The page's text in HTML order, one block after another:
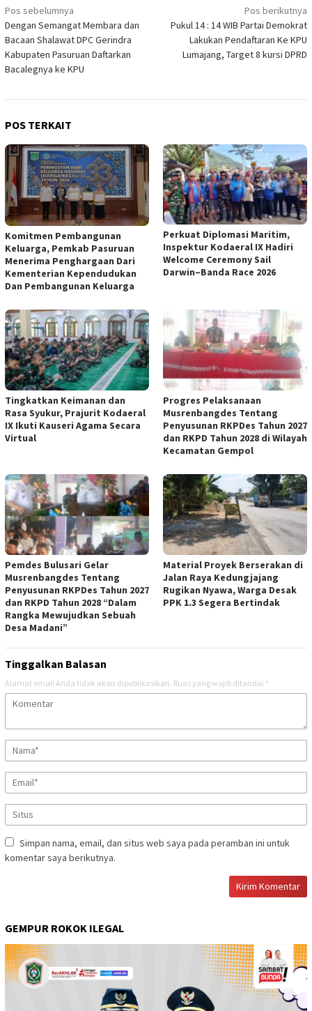
Navigasi
pos
Pos sebelumnya
Dengan Semangat Membara dan
Bacaan Shalawat DPC Gerindra
Kabupaten Pasuruan Daftarkan
Bacalegnya ke KPU
Pos berikutnya
Pukul 14 : 14 WIB Partai Demokrat
Lakukan Pendaftaran Ke KPU
Lumajang, Target 8 kursi DPRD
POS TERKAIT
Komitmen Pembangunan
Keluarga, Pemkab Pasuruan
Menerima Penghargaan Dari
Kementerian Kependudukan
Dan Pembangunan Keluarga
Perkuat Diplomasi Maritim,
Inspektur Kodaeral IX Hadiri
Welcome Ceremony Sail
Darwin–Banda Race 2026
Tingkatkan Keimanan dan
Rasa Syukur, Prajurit Kodaeral
IX Ikuti Kauseri Agama Secara
Virtual
Progres Pelaksanaan
Musrenbangdes Tentang
Penyusunan RKPDes Tahun 2027
dan RKPD Tahun 2028 di Wilayah
Kecamatan Gempol
Pemdes Bulusari Gelar
Musrenbangdes Tentang
Penyusunan RKPDes Tahun 2027
dan RKPD Tahun 2028 “Dalam
Rangka Mewujudkan Sebuah
Desa Madani”
Material Proyek Berserakan di
Jalan Raya Kedungjajang
Rugikan Nyawa, Warga Desak
PPK 1.3 Segera Bertindak
Tinggalkan Balasan
Alamat email Anda tidak akan dipublikasikan. Ruas yang wajib ditandai *
Simpan nama, email, dan situs web saya pada peramban ini untuk
komentar saya berikutnya.
GEMPUR ROKOK ILEGAL